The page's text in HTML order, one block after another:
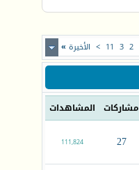
2
3
11
> الأخيرة »
مشاركات المشاهدات
27
111,824